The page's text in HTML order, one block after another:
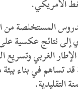
الأمريكي.
المستخلصة من
نتائج عكسية على
الغربي وتسريع
تساهم في بناء بيئة
التقليدية.